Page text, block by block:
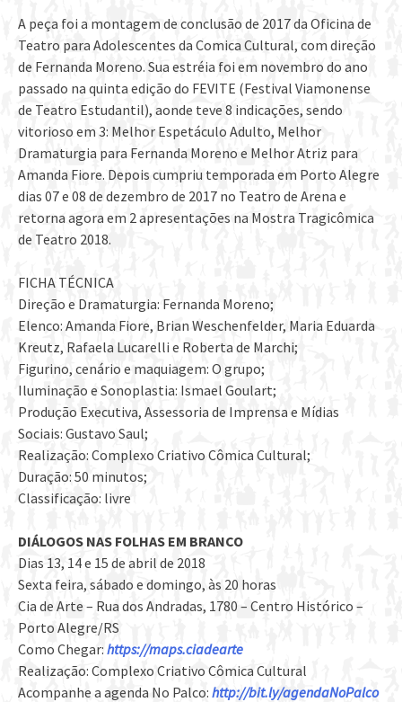
A peça foi a montagem de conclusão de 2017 da Oficina de
Teatro para Adolescentes da Comica Cultural, com direção
de Fernanda Moreno. Sua estréia foi em novembro do ano
passado na quinta edição do FEVITE (Festival Viamonense
de Teatro Estudantil), aonde teve 8 indicações, sendo
vitorioso em 3: Melhor Espetáculo Adulto, Melhor
Dramaturgia para Fernanda Moreno e Melhor Atriz para
Amanda Fiore. Depois cumpriu temporada em Porto Alegre
dias 07 e 08 de dezembro de 2017 no Teatro de Arena e
retorna agora em 2 apresentações na Mostra Tragicômica
de Teatro 2018.
FICHA TÉCNICA
Direção e Dramaturgia: Fernanda Moreno;
Elenco: Amanda Fiore, Brian Weschenfelder, Maria Eduarda
Kreutz, Rafaela Lucarelli e Roberta de Marchi;
Figurino, cenário e maquiagem: O grupo;
Iluminação e Sonoplastia: Ismael Goulart;
Produção Executiva, Assessoria de Imprensa e Mídias
Sociais: Gustavo Saul;
Realização: Complexo Criativo Cômica Cultural;
Duração: 50 minutos;
Classificação: livre
DIÁLOGOS NAS FOLHAS EM BRANCO
Dias 13, 14 e 15 de abril de 2018
Sexta feira, sábado e domingo, às 20 horas
Cia de Arte – Rua dos Andradas, 1780 – Centro Histórico –
Porto Alegre/RS
Como Chegar: https://maps.ciadearte
Realização: Complexo Criativo Cômica Cultural
Acompanhe a agenda No Palco: http://bit.ly/agendaNoPalco